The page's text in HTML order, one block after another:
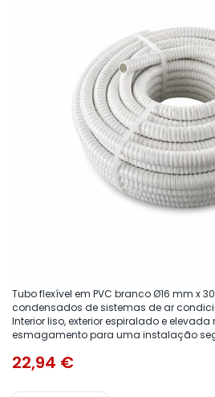
Tubo flexível em PVC branco Ø16 mm x
condensados de sistemas de ar
Interior liso, exterior espiralado e
esmagamento para uma instalação
22,94 €